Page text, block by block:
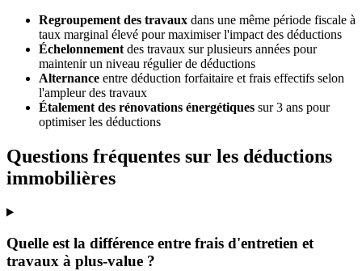
Regroupement des travaux dans une même période fiscale à
taux marginal élevé pour maximiser l'impact des déductions
Échelonnement des travaux sur plusieurs années pour
maintenir un niveau régulier de déductions
Alternance entre déduction forfaitaire et frais effectifs selon
l'ampleur des travaux
Étalement des rénovations énergétiques sur 3 ans pour
optimiser les déductions
Questions fréquentes sur les déductions
immobilières
Quelle est la différence entre frais d'entretien et
travaux à plus-value ?